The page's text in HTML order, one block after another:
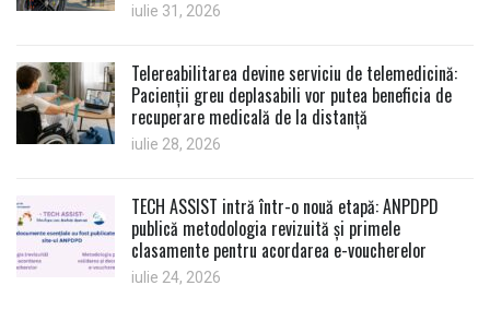
iulie 31, 2026
Telereabilitarea devine serviciu de telemedicină:
Pacienții greu deplasabili vor putea beneficia de
recuperare medicală de la distanță
iulie 28, 2026
TECH ASSIST intră într-o nouă etapă: ANPDPD
publică metodologia revizuită și primele
clasamente pentru acordarea e-voucherelor
iulie 24, 2026